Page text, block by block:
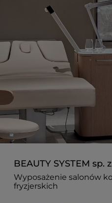
BEAUTY SYSTEM sp.
Wyposażenie salonów
fryzjerskich